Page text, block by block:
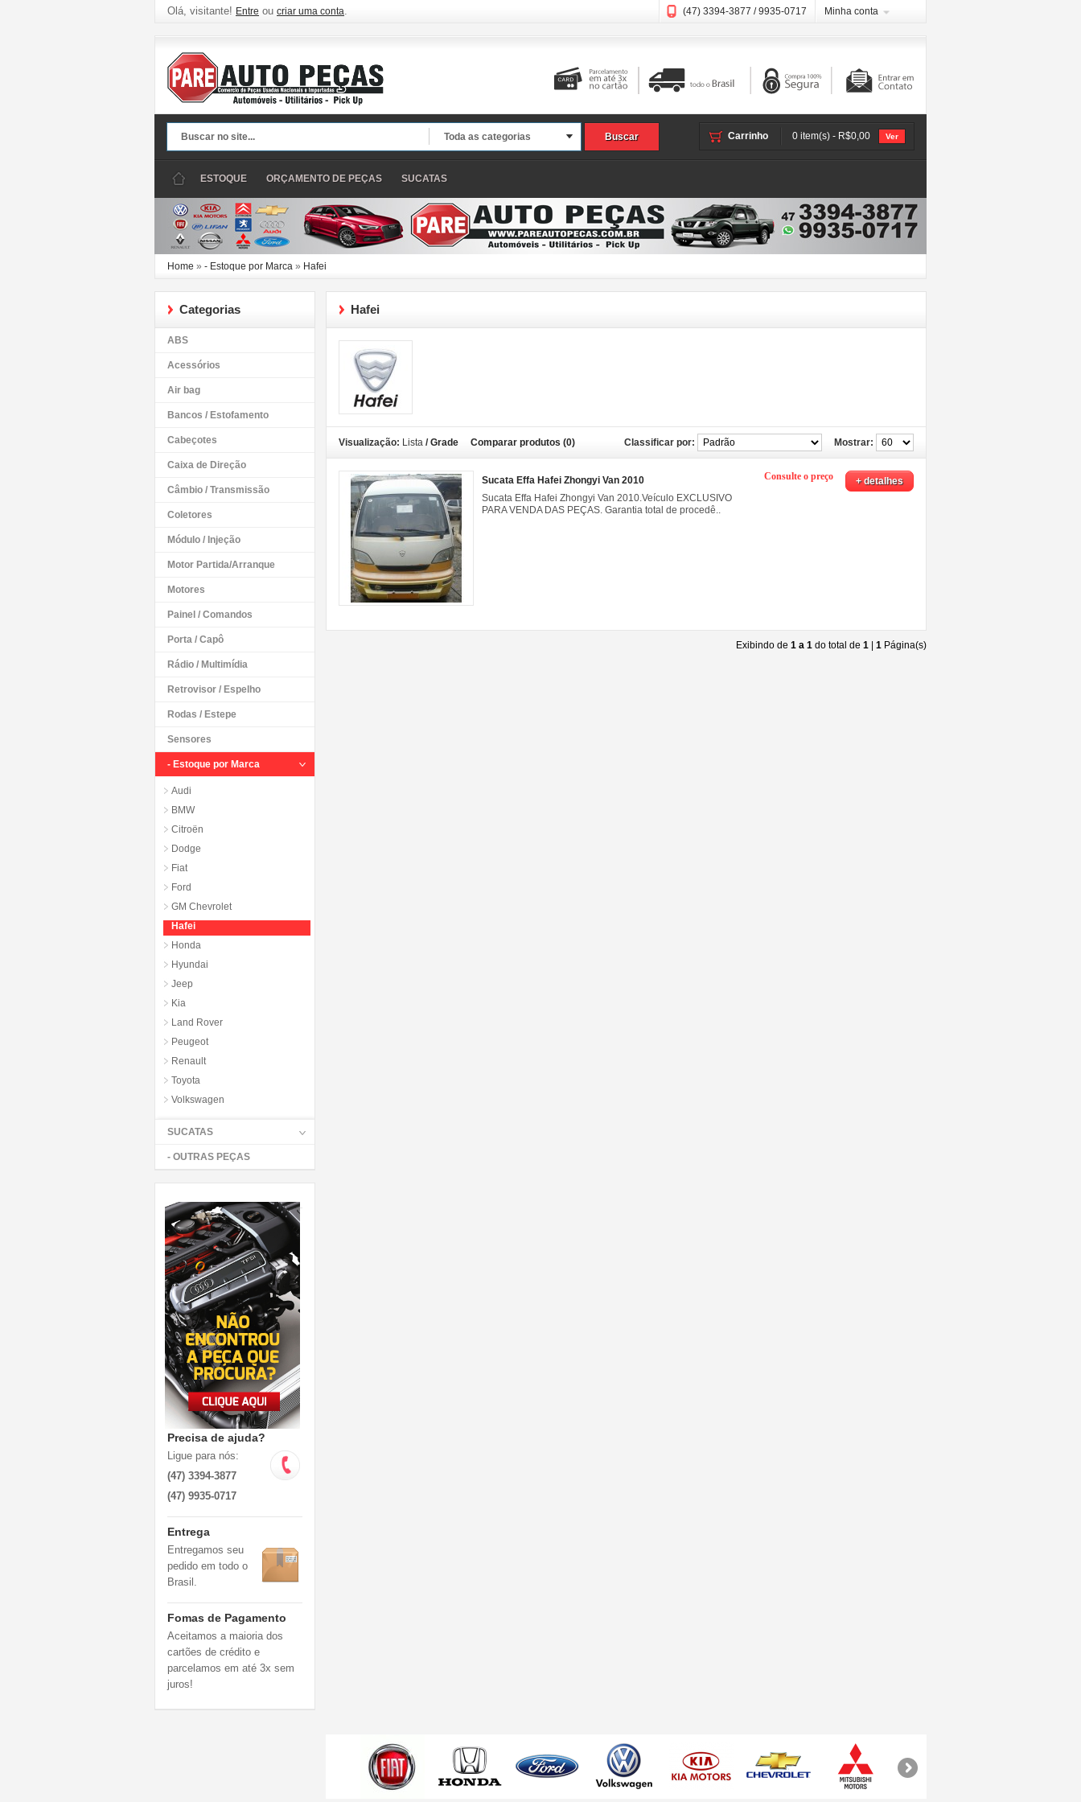
Olá, visitante! Entre ou criar uma conta. (47) 3394-3877 / 9935-0717 Minha conta
Toda as categorias Buscar Carrinho 0 item(s) - R$0,00 Ver
ESTOQUE ORÇAMENTO DE PEÇAS SUCATAS
Home » - Estoque por Marca » Hafei
Categorias
ABS
Acessórios
Air bag
Bancos / Estofamento
Cabeçotes
Caixa de Direção
Câmbio / Transmissão
Coletores
Módulo / Injeção
Motor Partida/Arranque
Motores
Painel / Comandos
Porta / Capô
Rádio / Multimídia
Retrovisor / Espelho
Rodas / Estepe
Sensores
- Estoque por Marca
Audi
BMW
Citroën
Dodge
Fiat
Ford
GM Chevrolet
Hafei
Honda
Hyundai
Jeep
Kia
Land Rover
Peugeot
Renault
Toyota
Volkswagen
SUCATAS
- OUTRAS PEÇAS
Precisa de ajuda?
Ligue para nós:
(47) 3394-3877
(47) 9935-0717
Entrega
Entregamos seu
pedido em todo o
Brasil.
Fomas de Pagamento
Aceitamos a maioria dos
cartões de crédito e
parcelamos em até 3x sem
juros!
Hafei
Visualização: Lista / Grade Mostrar:
Classificar por:
Comparar produtos (0)
+ detalhes
Consulte o preço
Sucata Effa Hafei Zhongyi Van 2010
Sucata Effa Hafei Zhongyi Van 2010.Veículo EXCLUSIVO
PARA VENDA DAS PEÇAS. Garantia total de procedê..
Exibindo de 1 a 1 do total de 1 1 Página(s)